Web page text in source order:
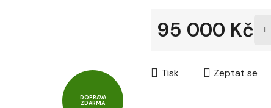
hvězdiček.
95 000 Kč
Tisk Zeptat se
DOPRAVA
ZDARMA